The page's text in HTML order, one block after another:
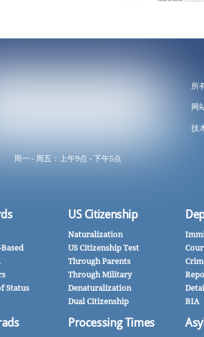
周一 - 周五：上午9点 - 下午5点
所
网
技
Status
US Citizenship
Naturalization
US Citizenship Test
Through Parents
Through Military
Denaturalization
Dual Citizenship
Processing Times
BIA